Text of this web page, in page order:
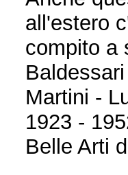
all'estero
compito a
Martini -
1923 -
Belle Arti